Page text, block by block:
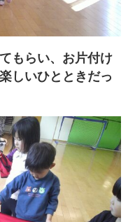
もらい、お片付け
しいひとときだっ